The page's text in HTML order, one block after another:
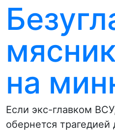
на
Если экс-главком
обернется